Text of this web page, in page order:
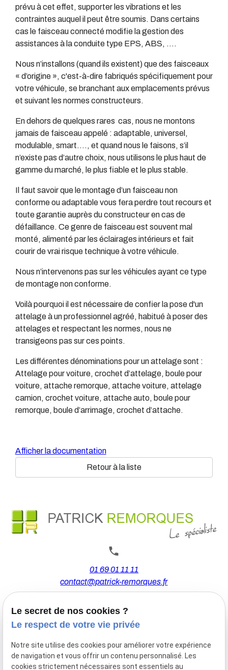
prévu à cet effet, supporter les vibrations et les
contraintes auquel il peut être soumis. Dans certains
cas le faisceau connecté modifie la gestion des
assistances à la conduite type EPS, ABS, ….
Nous n’installons (quand ils existent) que des faisceaux
« d’origine », c'est-à-dire fabriqués spécifiquement pour
votre véhicule, se branchant aux emplacements prévus
et suivant les normes constructeurs.
En dehors de quelques rares cas, nous ne montons
jamais de faisceau appelé : adaptable, universel,
modulable, smart…., et quand nous le faisons, s’il
n’existe pas d’autre choix, nous utilisons le plus haut de
gamme du marché, le plus fiable et le plus stable.
Il faut savoir que le montage d’un faisceau non
conforme ou adaptable vous fera perdre tout recours et
toute garantie auprès du constructeur en cas de
défaillance. Ce genre de faisceau est souvent mal
monté, alimenté par les éclairages intérieurs et fait
courir de vrai risque technique à votre véhicule.
Nous n’intervenons pas sur les véhicules ayant ce type
de montage non conforme.
Voilà pourquoi il est nécessaire de confier la pose d'un
attelage à un professionnel agréé, habitué à poser des
attelages et respectant les normes, nous ne
transigeons pas sur ces points.
Les différentes dénominations pour un attelage sont :
Attelage pour voiture, crochet d’attelage, boule pour
voiture, attache remorque, attache voiture, attelage
camion, crochet voiture, attache auto, boule pour
remorque, boule d’arrimage, crochet d’attache.
Afficher la documentation
Retour à la liste
01 69 01 11 11
contact@patrick-remorques.fr
44 Avenue de la Division Leclerc
91160 BALLAINVILLIERS
Du Mardi au Samedi
Le secret de nos cookies ?
Le respect de votre vie privée
Notre site utilise des cookies pour améliorer votre expérience
de navigation et vous offrir un contenu personnalisé. Les
cookies strictement nécessaires sont essentiels au